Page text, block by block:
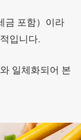
금 포함）이라
입니다.
일체화되어 본